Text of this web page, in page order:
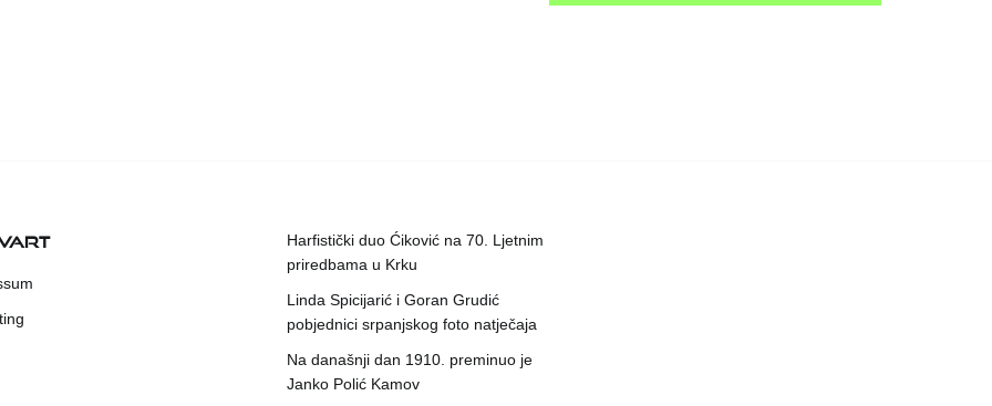
Harfistički duo Ćiković na 70. Ljetnim
priredbama u Krku
Linda Spicijarić i Goran Grudić
pobjednici srpanjskog foto natječaja
Na današnji dan 1910. preminuo je
Janko Polić Kamov